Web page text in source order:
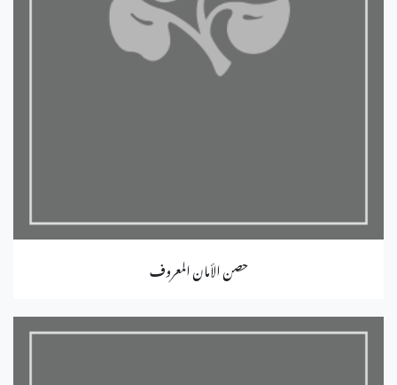
حصن الأمان المعروف